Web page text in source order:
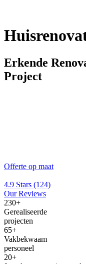
Erkende
Project
Offerte op maat
4.9 Stars (124)
Our Reviews
230+
Gerealiseerde
projecten
65+
Vakbekwaam
personeel
20+